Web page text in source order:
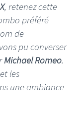
, retenez cette
préféré
de
pu converser
Michael Romeo.
les
une ambiance